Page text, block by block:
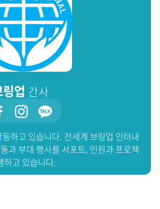
업 간사
하고 있습니다. 전세계 브링업 인터내
과 부대 행사를 서포트, 인원과 프로젝
하고 있습니다.